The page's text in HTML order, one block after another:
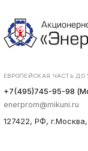
ЕВРОПЕЙСКАЯ ЧАСТЬ ДО
+7(495)745-95-98
enerprom@mikuni.ru
127422, РФ, г.Москва,